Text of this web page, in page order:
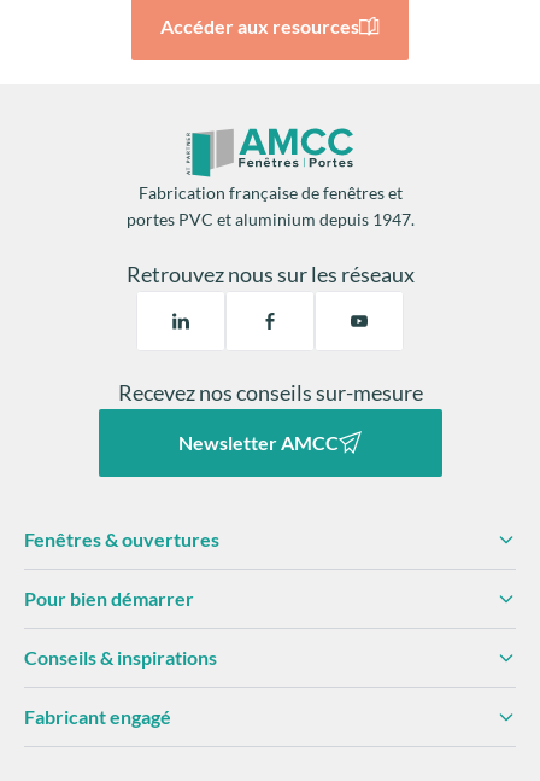
Accéder aux resources
Fabrication française de fenêtres et
portes PVC et aluminium depuis 1947.
Retrouvez nous sur les réseaux
Recevez nos conseils sur-mesure
Newsletter AMCC
Fenêtres & ouvertures
Pour bien démarrer
Conseils & inspirations
Fabricant engagé